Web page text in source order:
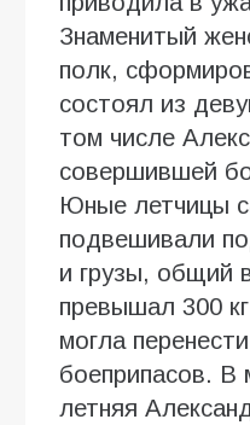
Знаменитый
полк,
состоял из
том числе
совершившей
Юные летчицы
подвешивали
и грузы, общий
превышал 300
могла
боеприпасов. В
летняя